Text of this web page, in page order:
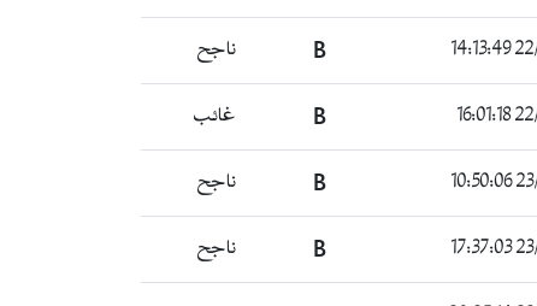
22/
B ناجح
22/
B غائب
23/
B ناجح
23/
B ناجح